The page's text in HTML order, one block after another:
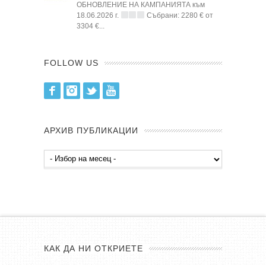
ОБНОВЛЕНИЕ НА КАМПАНИЯТА към
18.06.2026 г.
Събрани: 2280 € от
3304 €...
FOLLOW US
FacebookInstagram
Twitter
АРХИВ ПУБЛИКАЦИИ
Архив
публикации
КАК ДА НИ ОТКРИЕТЕ